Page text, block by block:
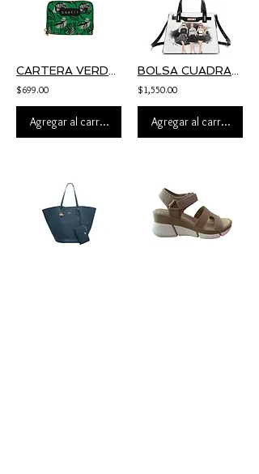
CARTERA VERDE GORETT
$699.00
Agregar al carrito
BOLSA CUADRADA NIKKY TRIO
$1,550.00
Agregar al carrito